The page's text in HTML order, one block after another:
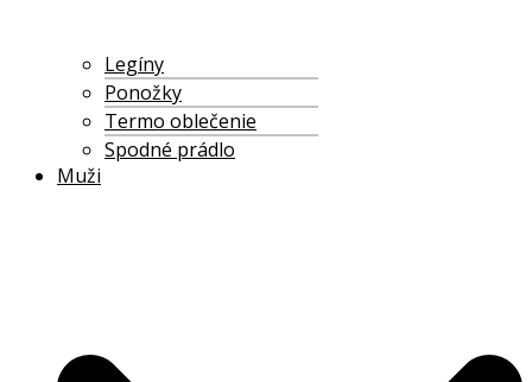
Legíny
Ponožky
Termo oblečenie
Spodné prádlo
Muži